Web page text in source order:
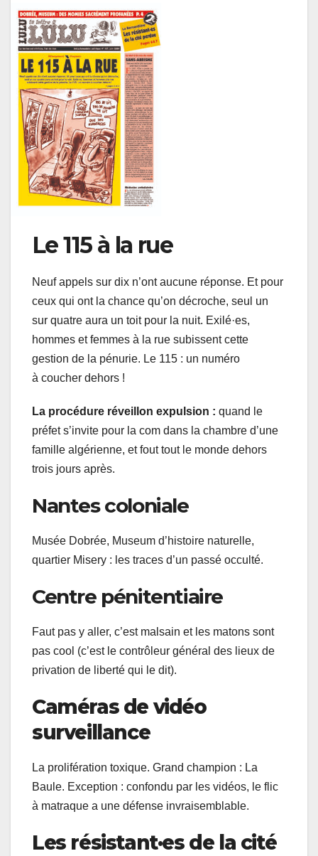
Le 115 à la rue
Neuf appels sur dix n’ont aucune réponse. Et pour
ceux qui ont la chance qu’on décroche, seul un
sur quatre aura un toit pour la nuit. Exilé·es,
hommes et femmes à la rue subissent cette
gestion de la pénurie. Le 115 : un numéro
à coucher dehors !
La procédure réveillon expulsion : quand le
préfet s’invite pour la com dans la chambre d’une
famille algérienne, et fout tout le monde dehors
trois jours après.
Nantes coloniale
Musée Dobrée, Museum d’histoire naturelle,
quartier Misery : les traces d’un passé occulté.
Centre pénitentiaire
Faut pas y aller, c’est malsain et les matons sont
pas cool (c’est le contrôleur général des lieux de
privation de liberté qui le dit).
Caméras de vidéo
surveillance
La prolifération toxique. Grand champion : La
Baule. Exception : confondu par les vidéos, le flic
à matraque a une défense invraisemblable.
Les résistant·es de la cité